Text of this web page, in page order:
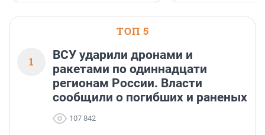
застройщик
области».
ТОП 5
1
ВСУ ударили дронами и
ракетами по одиннадцати
регионам России. Власти
сообщили о погибших и раненых
107 842